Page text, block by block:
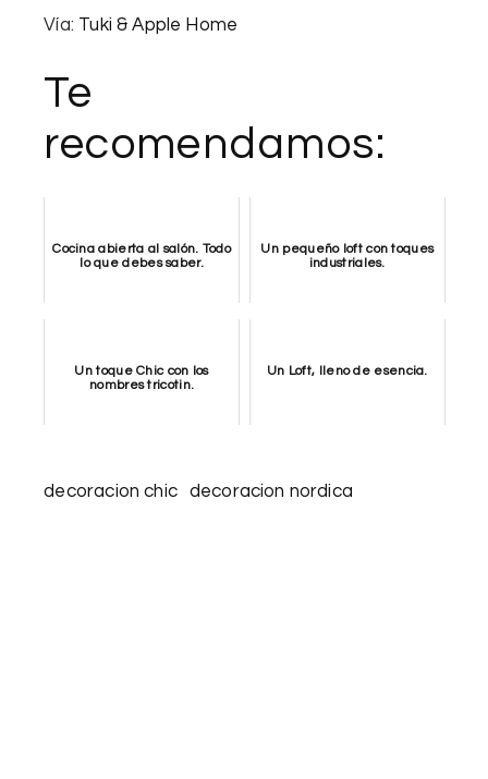
Vía: Tuki & Apple Home
Te
recomendamos:
Cocina abierta al salón. Todo
lo que debes saber.
Un pequeño loft con toques
industriales.
Un toque Chic con los
nombres tricotin.
Un Loft, lleno de esencia.
decoracion chic decoracion nordica